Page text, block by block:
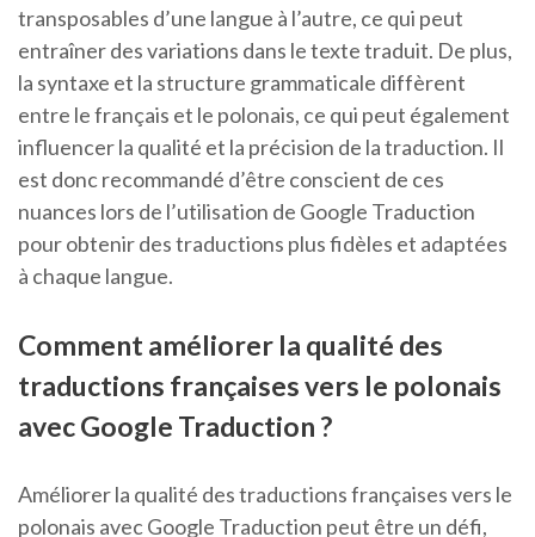
transposables d’une langue à l’autre, ce qui peut
entraîner des variations dans le texte traduit. De plus,
la syntaxe et la structure grammaticale diffèrent
entre le français et le polonais, ce qui peut également
influencer la qualité et la précision de la traduction. Il
est donc recommandé d’être conscient de ces
nuances lors de l’utilisation de Google Traduction
pour obtenir des traductions plus fidèles et adaptées
à chaque langue.
Comment améliorer la qualité des
traductions françaises vers le polonais
avec Google Traduction ?
Améliorer la qualité des traductions françaises vers le
polonais avec Google Traduction peut être un défi,